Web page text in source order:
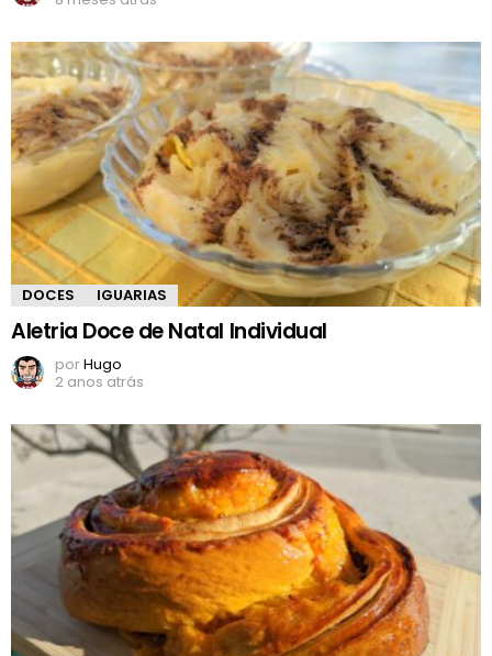
DOCES IGUARIAS
Aletria Doce de Natal Individual
porHugo
2 anos atrás